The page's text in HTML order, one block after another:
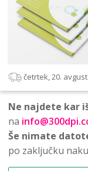
četrtek, 20.
Ne najdete kar
na
Še nimate
po zaključku